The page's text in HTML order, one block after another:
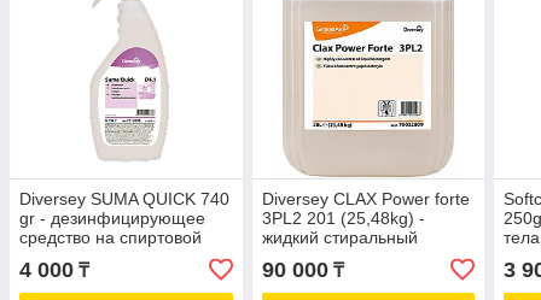
Diversey SUMA QUICK 740
gr - дезинфицирующее
средство на спиртовой
4 000 ₸
Diversey CLAX Power forte
3PL2 201 (25,48kg) -
жидкий стиральный
90 000₸
тела
3